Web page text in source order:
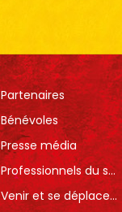
Partenaires
Bénévoles
Presse média
Professionnels du spectacle
Venir et se déplacer sur le festival